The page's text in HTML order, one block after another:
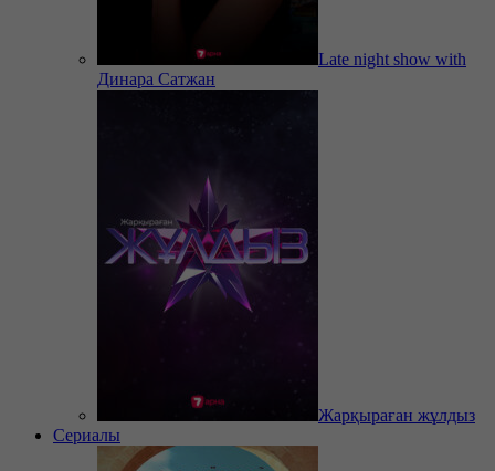
Late night show with
Динара Сатжан
Жарқыраған жұлдыз
Сериалы